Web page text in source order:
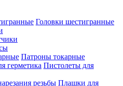
Головки шестигранные
Патроны токарные
Пистолеты для
Плашки для